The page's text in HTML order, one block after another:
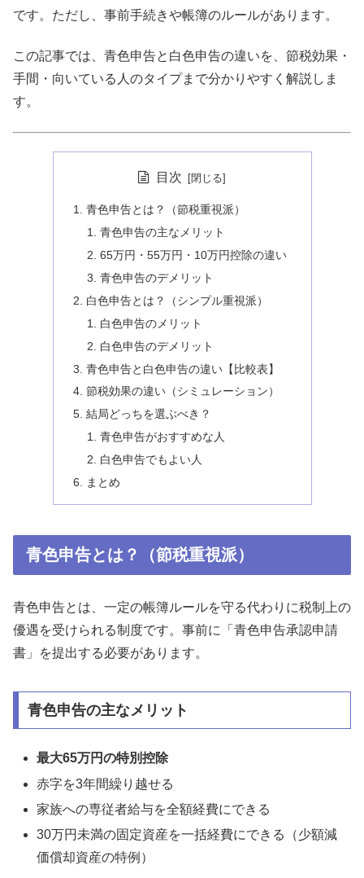
です。ただし、事前手続きや帳簿のルールがあります。
この記事では、青色申告と白色申告の違いを、節税効果・
手間・向いている人のタイプまで分かりやすく解説しま
す。
目次
青色申告とは？（節税重視派）
青色申告の主なメリット
65万円・55万円・10万円控除の違い
青色申告のデメリット
白色申告とは？（シンプル重視派）
白色申告のメリット
白色申告のデメリット
青色申告と白色申告の違い【比較表】
節税効果の違い（シミュレーション）
結局どっちを選ぶべき？
青色申告がおすすめな人
白色申告でもよい人
まとめ
青色申告とは？（節税重視派）
青色申告とは、一定の帳簿ルールを守る代わりに税制上の
優遇を受けられる制度です。事前に「青色申告承認申請
書」を提出する必要があります。
青色申告の主なメリット
最大65万円の特別控除
赤字を3年間繰り越せる
家族への専従者給与を全額経費にできる
30万円未満の固定資産を一括経費にできる（少額減
価償却資産の特例）